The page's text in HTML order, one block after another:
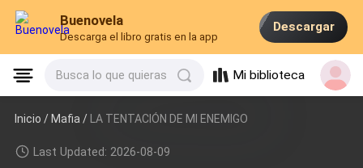
Buenovela
Descarga el libro gratis en la app
Descargar
Busca lo que quieras Mi biblioteca
Inicio /Mafia / LA TENTACIÓN DE MI ENEMIGO
Last Updated: 2026-08-09